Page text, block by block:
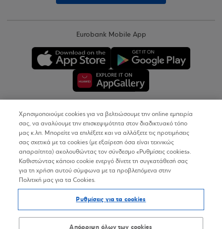
Eurobank Mobile App
Copyright © 2026
Όροι Χρήσης
Προσωπικά Δεδομένα στον Διαδικτυακό Τόπο
Δήλωση Προσβασιμότητας
Sitemap
Χρησιμοποιούμε cookies για να βελτιώσουμε την online εμπειρία
σας, να αναλύουμε την επισκεψιμότητα στον διαδικτυακό τόπο
μας κ.λπ. Μπορείτε να επιλέξετε και να αλλάξετε τις προτιμήσεις
σας σχετικά με τα cookies (με εξαίρεση όσα είναι τεχνικώς
απαραίτητα) ακολουθώντας τον σύνδεσμο «Ρυθμίσεις cookies».
Καθιστώντας κάποιο cookie ενεργό δίνετε τη συγκατάθεσή σας
για τη χρήση αυτού σύμφωνα με τα προβλεπόμενα στην
Πολιτική μας για τα Cookies.
Ρυθμίσεις για τα cookies
Απόρριψη όλων των cookies